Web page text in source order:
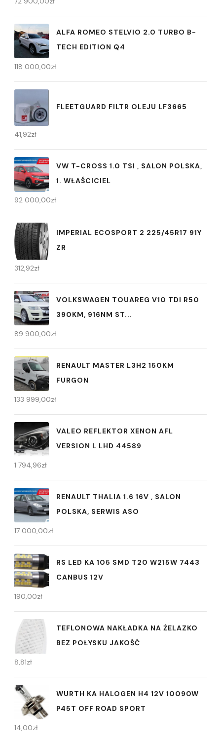
ALFA ROMEO STELVIO 2.0 TURBO B-
TECH EDITION Q4
118 000,00zł
FLEETGUARD FILTR OLEJU LF3665
41,92zł
VW T-CROSS 1.0 TSI , SALON POLSKA,
1. WŁAŚCICIEL
92 000,00zł
IMPERIAL ECOSPORT 2 225/45R17 91Y
ZR
312,92zł
VOLKSWAGEN TOUAREG V10 TDI R50
390KM, 916NM ST...
89 900,00zł
RENAULT MASTER L3H2 150KM
FURGON
133 999,00zł
VALEO REFLEKTOR XENON AFL
VERSION L LHD 44589
1 794,96zł
RENAULT THALIA 1.6 16V , SALON
POLSKA, SERWIS ASO
17 000,00zł
RS LED KA 105 SMD T20 W215W 7443
CANBUS 12V
190,00zł
TEFLONOWA NAKŁADKA NA ŻELAZKO
BEZ POŁYSKU JAKOŚĆ
8,81zł
WURTH KA HALOGEN H4 12V 10090W
P45T OFF ROAD SPORT
14,00zł